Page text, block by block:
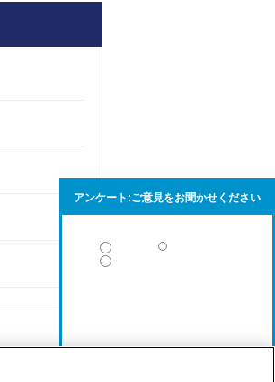
アンケート:ご意見をお聞かせください